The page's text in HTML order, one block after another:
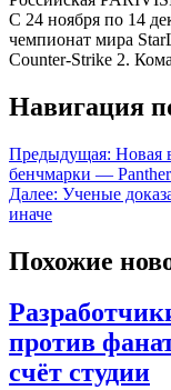
С 24 ноября по 14
чемпионат мира
Counter-Strike 2.
Навигация
Предыдущая: Новая
бенчмарки —
Далее: Ученые
иначе
Похожие
против
счёт студии